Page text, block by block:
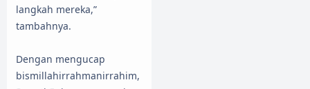
langkah mereka,”
tambahnya.
Dengan mengucap
bismillahirrahmanirrahim,